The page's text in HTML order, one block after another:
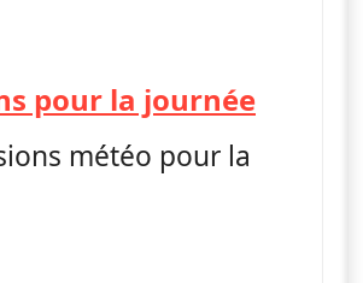
pour la journée—
météo pour la